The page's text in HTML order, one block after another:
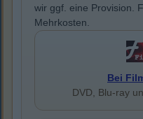
wir ggf. eine Provision.
Mehrkosten.
Bei
DVD, Blu-ray